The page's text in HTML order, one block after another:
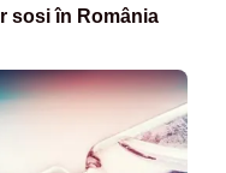
sosi în România